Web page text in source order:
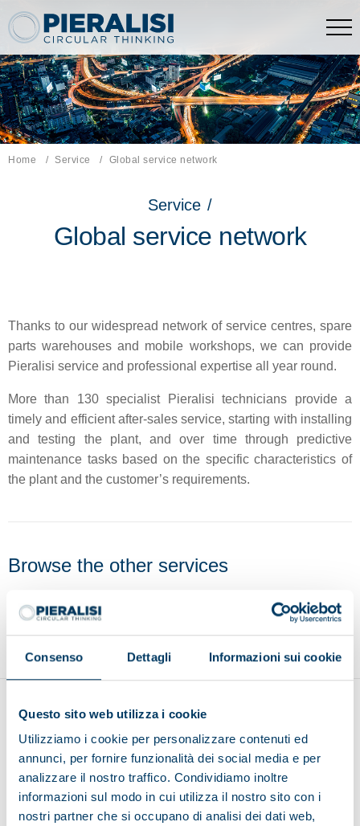
Consenso Dettagli Informazioni sui cookie
Questo sito web utilizza i cookie
Utilizziamo i cookie per personalizzare contenuti ed
annunci, per fornire funzionalità dei social media e per
analizzare il nostro traffico. Condividiamo inoltre
informazioni sul modo in cui utilizza il nostro sito con i
nostri partner che si occupano di analisi dei dati web,
Pieralisi Maip Spa
Home Service Current page:
Global service network
Service /
Global service network
Thanks to our widespread network of service centres, spare
parts warehouses and mobile workshops, we can provide
Pieralisi service and professional expertise all year round.
More than 130 specialist Pieralisi technicians provide a
timely and efficient after-sales service, starting with installing
and testing the plant, and over time through predictive
maintenance tasks based on the specific characteristics of
the plant and the customer’s requirements.
Browse the other services
Original spare parts Predictive
Show on map